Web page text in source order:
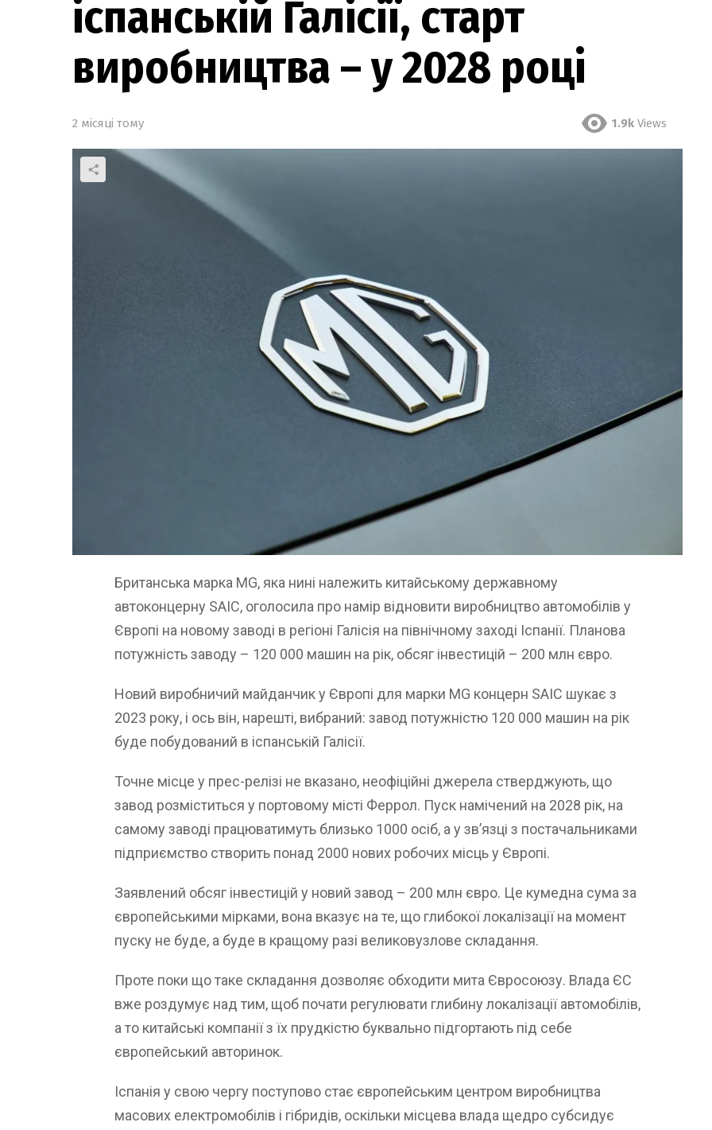
іспанській Галісії, старт
виробництва – у 2028 році
2 місяці тому 1.9k Views
Британська марка MG, яка нині належить китайському державному
автоконцерну SAIC, оголосила про намір відновити виробництво автомобілів у
Європі на новому заводі в регіоні Галісія на північному заході Іспанії. Планова
потужність заводу – 120 000 машин на рік, обсяг інвестицій – 200 млн євро.
Новий виробничий майданчик у Європі для марки MG концерн SAIC шукає з
2023 року, і ось він, нарешті, вибраний: завод потужністю 120 000 машин на рік
буде побудований в іспанській Галісії.
Точне місце у прес-релізі не вказано, неофіційні джерела стверджують, що
завод розміститься у портовому місті Феррол. Пуск намічений на 2028 рік, на
самому заводі працюватимуть близько 1000 осіб, а у зв’язці з постачальниками
підприємство створить понад 2000 нових робочих місць у Європі.
Заявлений обсяг інвестицій у новий завод – 200 млн євро. Це кумедна сума за
європейськими мірками, вона вказує на те, що глибокої локалізації на момент
пуску не буде, а буде в кращому разі великовузлове складання.
Проте поки що таке складання дозволяє обходити мита Євросоюзу. Влада ЄС
вже роздумує над тим, щоб почати регулювати глибину локалізації автомобілів,
а то китайські компанії з їх прудкістю буквально підгортають під себе
європейський авторинок.
Іспанія у свою чергу поступово стає європейським центром виробництва
масових електромобілів і гібридів, оскільки місцева влада щедро субсидує